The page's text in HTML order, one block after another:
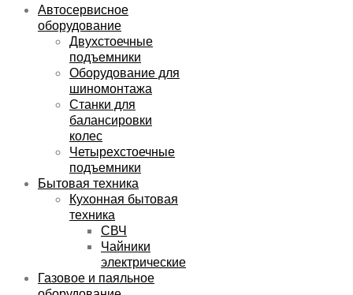
Автосервисное
оборудование
Двухстоечные
подъемники
Оборудование для
шиномонтажа
Станки для
балансировки
колес
Четырехстоечные
подъемники
Бытовая техника
Кухонная бытовая
техника
СВЧ
Чайники
электрические
Газовое и паяльное